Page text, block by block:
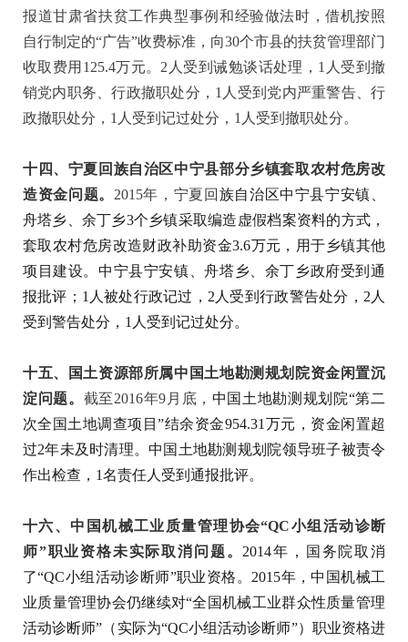
报道甘肃省扶贫工作典型事例和经验做法时，借机按照
自行制定的“广告”收费标准，向30个市县的扶贫管理部门
收取费用125.4万元。2人受到诫勉谈话处理，1人受到撤
销党内职务、行政撤职处分，1人受到党内严重警告、行
政撤职处分，1人受到记过处分，1人受到撤职处分。
十四、宁夏回族自治区中宁县部分乡镇套取农村危房改
造资金问题。 2015年，宁夏回 族自治区中宁县宁安镇、
舟塔乡、余丁乡3个乡镇采取编造虚假档案资料的方式，
套取农村危房改造财政补助资金3.6万元，用于乡镇其他
项目建设。中宁县宁安镇、舟塔乡、余丁乡政府受到通
报批评；1人被处行政记过，2人受到行政警告处分，2人
受到警告处分，1人受到记过处分。
十五、国土资源部所属中国土地勘测规划院资金闲置沉
淀问题。 截至2016年9月底， 中国土地勘测规划院“第二
次全国土地调查项目”结余资金954.31万元，资金闲置超
过2年未及时清理。中国土地勘测规划院领导班子被责令
作出检查，1名责任人受到通报批评。
十六、中国机械工业质量管理协会“QC小组活动诊断
师”职业资格未实际取消问题。 2014年，国务院取消
了“QC小组活动诊断师”职业资格。2015年，中国机械工
业质量管理协会仍继续对“全国机械工业群众性质量管理
活动诊断师”（实际为“QC小组活动诊断师”）职业资格进